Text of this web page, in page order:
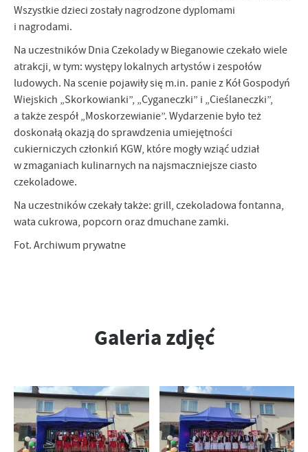
Wszystkie dzieci zostały nagrodzone dyplomami
i nagrodami.
Na uczestników Dnia Czekolady w Bieganowie czekało wiele
atrakcji, w tym: występy lokalnych artystów i zespołów
ludowych. Na scenie pojawiły się m.in. panie z Kół Gospodyń
Wiejskich „Skorkowianki”, „Cyganeczki” i „Cieślaneczki”,
a także zespół „Moskorzewianie”. Wydarzenie było też
doskonałą okazją do sprawdzenia umiejętności
cukierniczych członkiń KGW, które mogły wziąć udział
w zmaganiach kulinarnych na najsmaczniejsze ciasto
czekoladowe.
Na uczestników czekały także: grill, czekoladowa fontanna,
wata cukrowa, popcorn oraz dmuchane zamki.
Fot. Archiwum prywatne
Galeria zdjęć